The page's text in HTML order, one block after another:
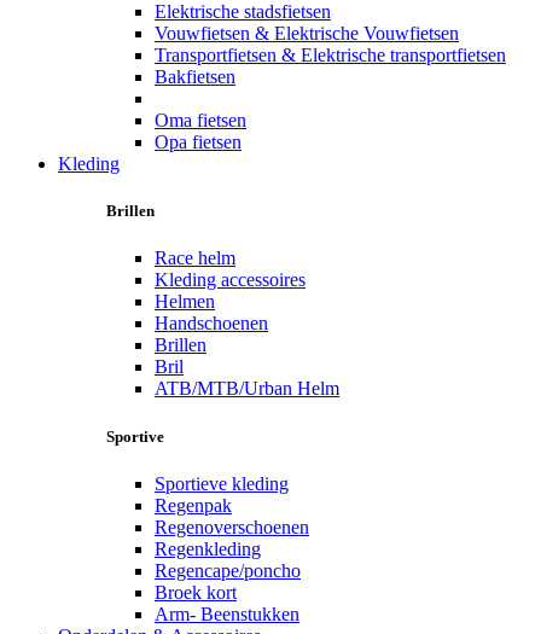
Elektrische stadsfietsen
Vouwfietsen & Elektrische Vouwfietsen
Transportfietsen & Elektrische transportfietsen
Bakfietsen
Oma fietsen
Opa fietsen
Kleding
Brillen
Race helm
Kleding accessoires
Helmen
Handschoenen
Brillen
Bril
ATB/MTB/Urban Helm
Sportive
Sportieve kleding
Regenpak
Regenoverschoenen
Regenkleding
Regencape/poncho
Broek kort
Arm- Beenstukken